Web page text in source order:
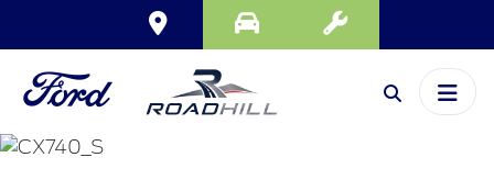
ALL-ELECTRIC
EXPLORER